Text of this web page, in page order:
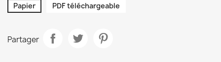
Papier PDF téléchargeable
Partager